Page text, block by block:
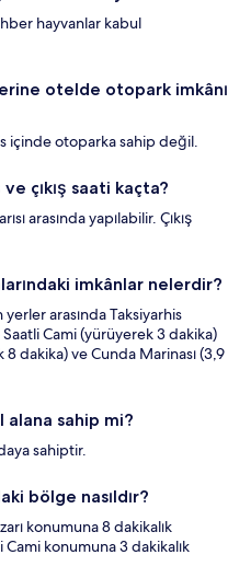
hayvanlar kabul
otelde otopark imkânı
içinde otoparka sahip değil.
çıkış saati kaçta?
arasında yapılabilir. Çıkış
imkânlar nelerdir?
arasında Taksiyarhis
Cami (yürüyerek 3 dakika)
8 dakika) ve Cunda Marinası (3,9
alana sahip mi?
sahiptir.
bölge nasıldır?
konumuna 8 dakikalık
konumuna 3 dakikalık